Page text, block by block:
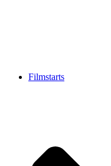
Filmstarts